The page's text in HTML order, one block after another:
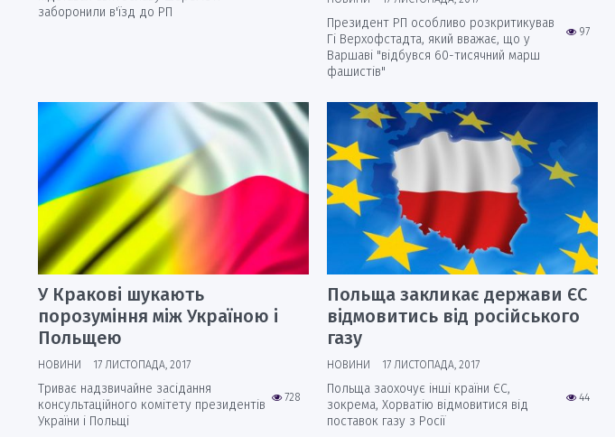
заборонили в'їзд до РП
97
Президент РП особливо розкритикував
Гі Верхофстадта, який вважає, що у
Варшаві "відбувся 60-тисячний марш
фашистів"
У Кракові шукають
порозуміння між Україною і
Польщею
НОВИНИ 17 ЛИСТОПАДА, 2017
728
Триває надзвичайне засідання
консультаційного комітету президентів
України і Польщі
Польща закликає держави ЄС
відмовитись від російського
газу
НОВИНИ 17 ЛИСТОПАДА, 2017
44
Польща заохочує інші країни ЄС,
зокрема, Хорватію відмовитися від
поставок газу з Росії